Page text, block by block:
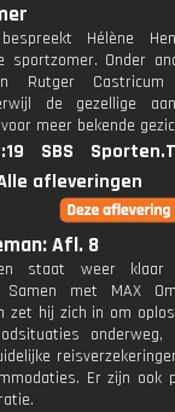
Hélène
sportzomer. Onder
Rutger
de gezellige
meer bekende
SBS
afleveringen
Afl. 8
staat weer
Samen met MAX
zet hij zich in om
onderweg,
Er zijn ook